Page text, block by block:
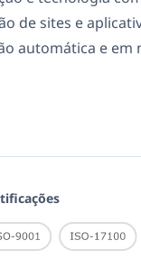
de sites e
automática e em